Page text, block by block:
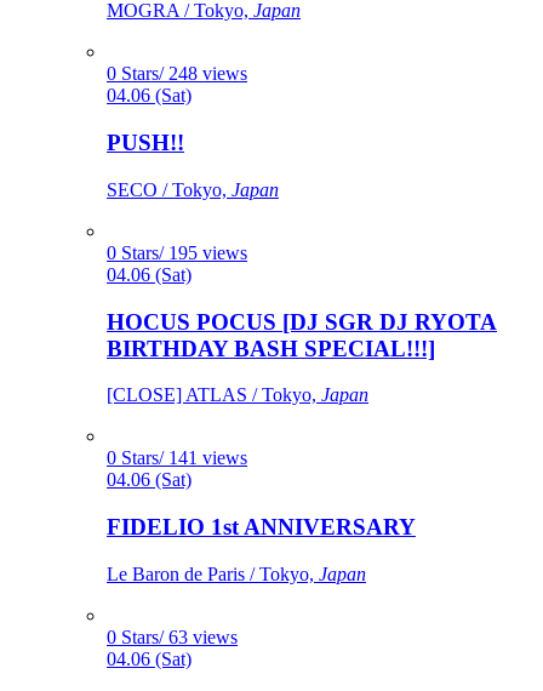
MOGRA / Tokyo, Japan
0 Stars/ 248 views
04.06 (Sat)
PUSH!!
SECO / Tokyo, Japan
0 Stars/ 195 views
04.06 (Sat)
HOCUS POCUS [DJ SGR DJ RYOTA
BIRTHDAY BASH SPECIAL!!!]
[CLOSE] ATLAS / Tokyo, Japan
0 Stars/ 141 views
04.06 (Sat)
FIDELIO 1st ANNIVERSARY
Le Baron de Paris / Tokyo, Japan
0 Stars/ 63 views
04.06 (Sat)